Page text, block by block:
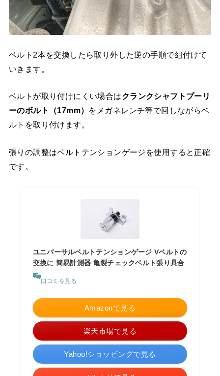
ベルト2本を交換したら取り外した逆の手順で組付けて
いきます。
ベルトが取り付けにくい場合はクランクシャフトプーリ
ーのボルト（17mm） をメガネレンチ等で回しながらベ
ルトを取り付けます。
張りの調整はベルトテンションゲージを使用すると正確
です。
ユニバーサルベルトテンションゲージ Vベルトの
交換に 簡易計測器 亀裂チェックベルト張り具合
口コミを見る
Amazonで見る
楽天市場で見る
Yahoo!ショッピングで見る